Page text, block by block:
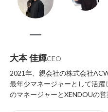
大本 佳輝CEO
2021年、親会社の株式会社
最年少マネージャーとして活
のマネージャーとXENDOUの営